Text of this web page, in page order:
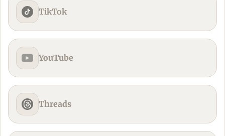
TikTok
YouTube
Threads